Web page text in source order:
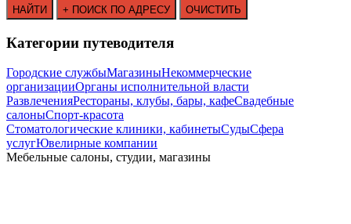
Категории путеводителя
Городские службыМагазиныНекоммерческие
организацииОрганы исполнительной власти
РазвлеченияРестораны, клубы, бары, кафеСвадебные
салоныСпорт-красота
Стоматологические клиники, кабинетыСудыСфера
услугЮвелирные компании
Мебельные салоны, студии, магазины